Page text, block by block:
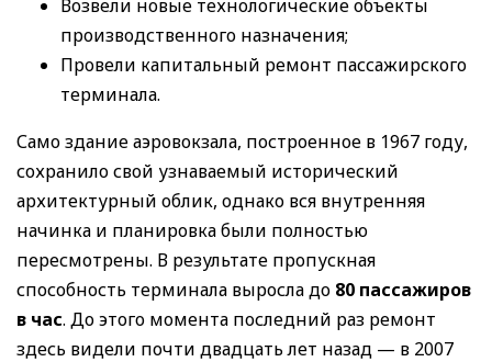
Возвели новые технологические объекты
производственного назначения;
Провели капитальный ремонт пассажирского
терминала.
Само здание аэровокзала, построенное в 1967 году,
сохранило свой узнаваемый исторический
архитектурный облик, однако вся внутренняя
начинка и планировка были полностью
пересмотрены. В результате пропускная
способность терминала выросла до 80 пассажиров
в час. До этого момента последний раз ремонт
здесь видели почти двадцать лет назад — в 2007